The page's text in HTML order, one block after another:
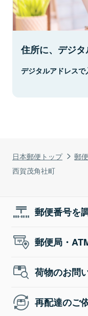
日本郵便トップ 郵
西賀茂角社町
住所に、デジタ
デジタルアドレスで
郵便番号を
郵便局・
荷物のお問
再配達のご